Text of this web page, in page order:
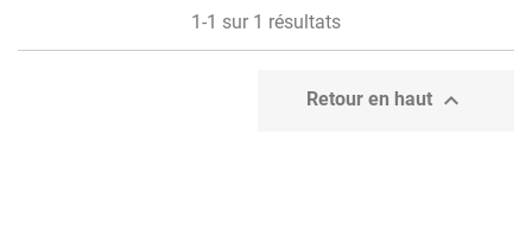
1-1 sur 1 résultats
Retour en haut 